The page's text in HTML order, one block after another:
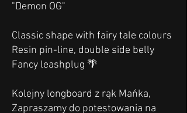
"Demon OG"
Classic shape with fairy tale colours
Resin pin-line, double side belly
Fancy leashplug 🌴
Kolejny longboard z rąk Mańka,
Zapraszamy do potestowania na